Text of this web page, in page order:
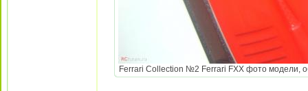
Ferrari Collection №2 Ferrari FXX фото модели,